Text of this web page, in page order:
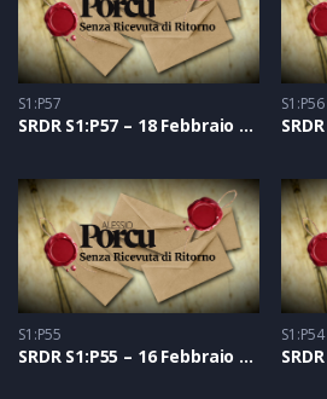
S1:P57
SRDR S1:P57 – 18 Febbraio 2021
S1:P56
S1:P55
SRDR S1:P55 – 16 Febbraio 2021
S1:P54